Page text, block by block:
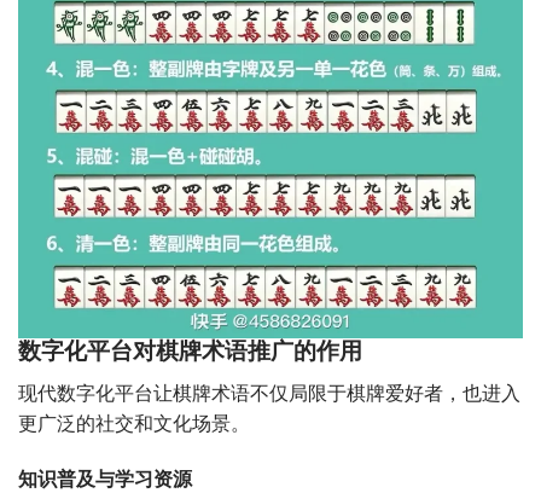
数字化平台对棋牌术语推广的作用
现代数字化平台让棋牌术语不仅局限于棋牌爱好者，也进入
更广泛的社交和文化场景。
知识普及与学习资源